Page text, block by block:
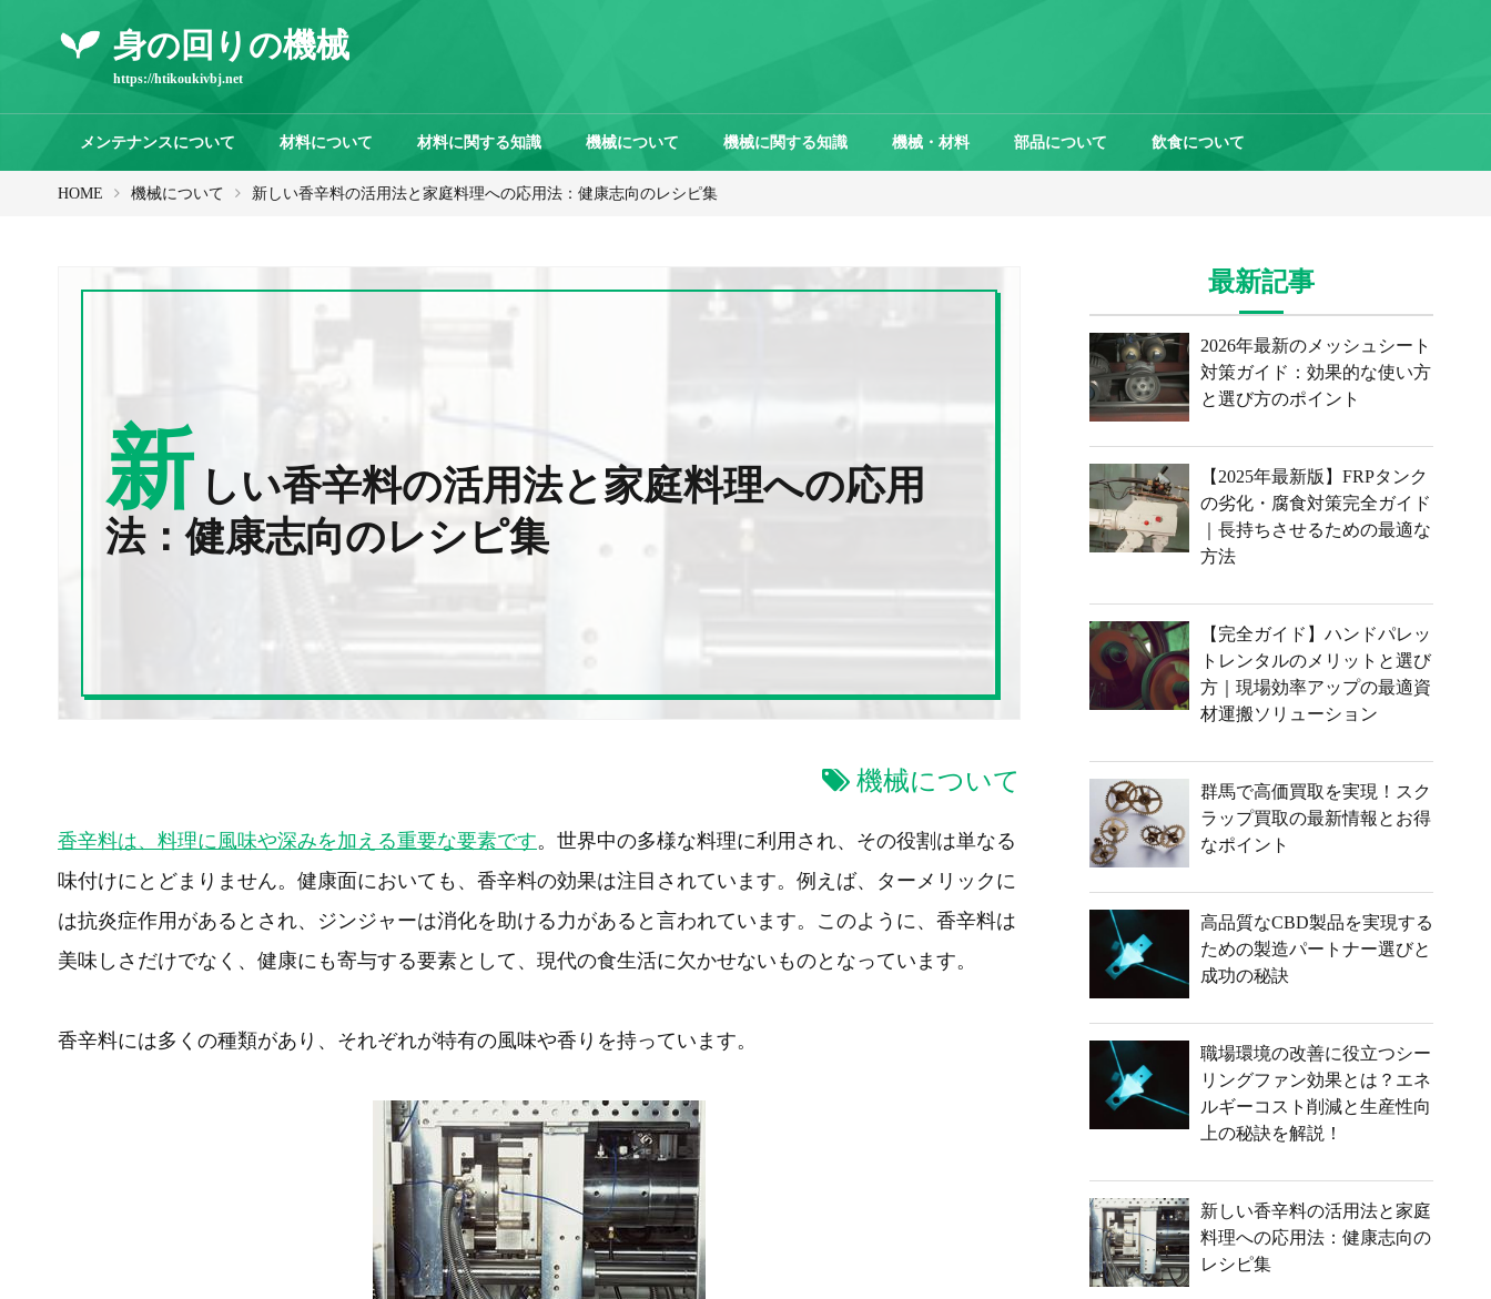
身の回りの機械
https://htikoukivbj.net
メンテナンスについて 材料について 材料に関する知識 機械について 機械に関する知識 機械・材料 部品について 飲食について
HOME 機械について 新しい香辛料の活用法と家庭料理への応用法：健康志向のレシピ集
新 しい香辛料の活用法と家庭料理への応用
法：健康志向のレシピ集
機械について
香辛料は、料理に風味や深みを加える重要な要素です。世界中の多様な料理に利用され、その役割は単なる
味付けにとどまりません。健康面においても、香辛料の効果は注目されています。例えば、ターメリックに
は抗炎症作用があるとされ、ジンジャーは消化を助ける力があると言われています。このように、香辛料は
美味しさだけでなく、健康にも寄与する要素として、現代の食生活に欠かせないものとなっています。
香辛料には多くの種類があり、それぞれが特有の風味や香りを持っています。
最新記事
2026年最新のメッシュシート
対策ガイド：効果的な使い方
と選び方のポイント
【2025年最新版】FRPタンク
の劣化・腐食対策完全ガイド
｜長持ちさせるための最適な
方法
【完全ガイド】ハンドパレッ
トレンタルのメリットと選び
方｜現場効率アップの最適資
材運搬ソリューション
群馬で高価買取を実現！スク
ラップ買取の最新情報とお得
なポイント
高品質なCBD製品を実現する
ための製造パートナー選びと
成功の秘訣
職場環境の改善に役立つシー
リングファン効果とは？エネ
ルギーコスト削減と生産性向
上の秘訣を解説！
新しい香辛料の活用法と家庭
料理への応用法：健康志向の
レシピ集